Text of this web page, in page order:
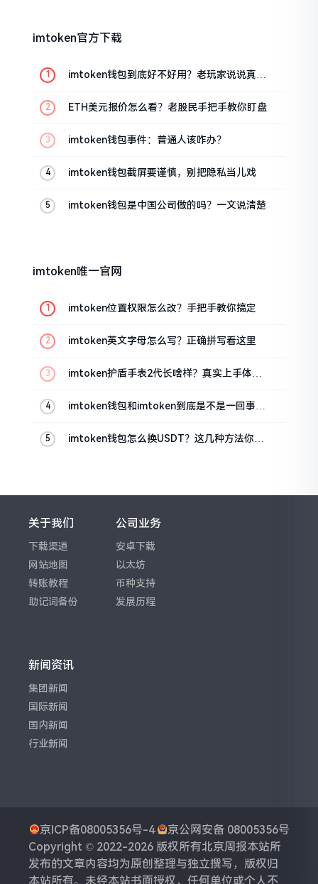
imtoken官方下载
imtoken钱包到底好不好用？老玩家说说真实
ETH美元报价怎么看？老股民手把手教你盯盘
imtoken钱包事件：普通人该咋办？
imtoken钱包截屏要谨慎，别把隐私当儿戏
imtoken钱包是中国公司做的吗？一文说清楚
imtoken唯一官网
imtoken位置权限怎么改？手把手教你搞定
imtoken英文字母怎么写？正确拼写看这里
imtoken护盾手表2代长啥样？真实上手体验
imtoken钱包和imtoken到底是不是一回事？
imtoken钱包怎么换USDT？这几种方法你得
关于我们
下载渠道
网站地图
转账教程
助记词备份
公司业务
安卓下载
以太坊
币种支持
发展历程
新闻资讯
集团新闻
国际新闻
国内新闻
行业新闻
京ICP备08005356号-4
京公网安备 08005356号
Copyright © 2022-2026 版权所有北京周报本站所
发布的文章内容均为原创整理与独立撰写，版权归
本站所有。未经本站书面授权，任何单位或个人不